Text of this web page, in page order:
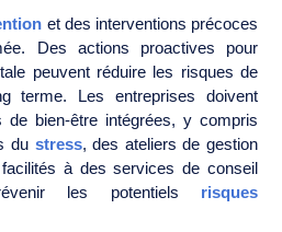
et des interventions précoces
Des actions proactives pour
peuvent réduire les risques de
terme. Les entreprises doivent
de bien-être intégrées, y compris
du stress, des ateliers de gestion
à des services de conseil
les potentiels risques